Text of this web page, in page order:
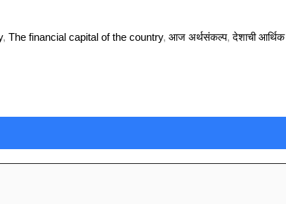
,The financial capital of the country,आज अर्थसंकल्प,देशाची आर्थिक